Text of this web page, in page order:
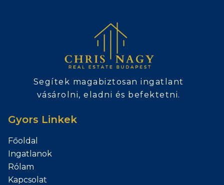
Segítek magabiztosan ingatlant
vásárolni, eladni és befektetni.
Gyors Linkek
Főoldal
Ingatlanok
Rólam
Kapcsolat